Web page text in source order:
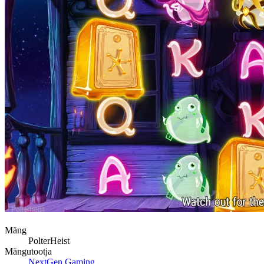
Mäng
PolterHeist
Mängutootja
NextGen Gaming